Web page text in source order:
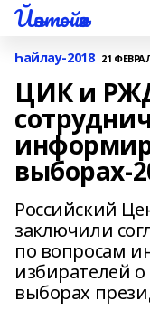
Йәнтөйәк
Һайлау-2018 21
ЦИК и
выборах-
Российский
заключили
по вопросам
избирателей
выборах